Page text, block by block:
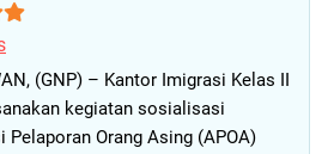
(GNP) – Kantor Imigrasi Kelas II
kegiatan sosialisasi
Pelaporan Orang Asing (APOA)